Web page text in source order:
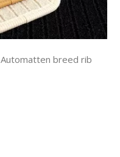
Automatten breed rib